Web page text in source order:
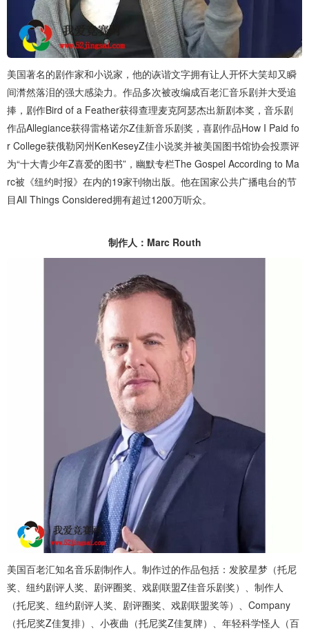
美国著名的剧作家和小说家，他的诙谐文字拥有让人开怀大笑却又瞬
间潸然落泪的强大感染力。作品多次被改编成百老汇音乐剧并大受追
捧，剧作Bird of a Feather获得查理麦克阿瑟杰出新剧本奖，音乐剧
作品Allegiance获得雷格诺尔Z佳新音乐剧奖，喜剧作品How I Paid fo
r College获俄勒冈州KenKeseyZ佳小说奖并被美国图书馆协会投票评
为“十大青少年Z喜爱的图书”，幽默专栏The Gospel According to Ma
rc被《纽约时报》在内的19家刊物出版。他在国家公共广播电台的节
目All Things Considered拥有超过1200万听众。
制作人：Marc Routh
美国百老汇知名音乐剧制作人。制作过的作品包括：发胶星梦（托尼
奖、纽约剧评人奖、剧评圈奖、戏剧联盟Z佳音乐剧奖）、制作人
（托尼奖、纽约剧评人奖、剧评圈奖、戏剧联盟奖等）、Company
（托尼奖Z佳复排）、小夜曲（托尼奖Z佳复牌）、年轻科学怪人（百